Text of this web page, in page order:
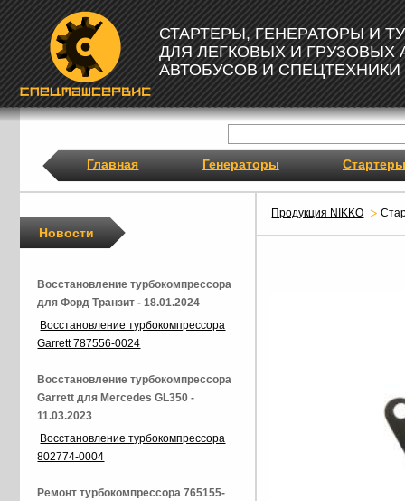
СТАРТЕРЫ, ГЕНЕРАТОРЫ И
ДЛЯ ЛЕГКОВЫХ И ГРУЗОВЫХ
АВТОБУСОВ И СПЕЦТЕХНИКИ
Главная Генераторы Стартеры
Продукция NIKKO
Новости
Восстановление турбокомпрессора
для Форд Транзит - 18.01.2024
Восстановление турбокомпрессора
Garrett 787556-0024
Восстановление турбокомпрессора
Garrett для Mercedes GL350 -
11.03.2023
Восстановление турбокомпрессора
802774-0004
Ремонт турбокомпрессора 765155-